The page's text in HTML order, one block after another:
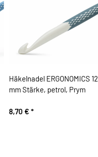
Häkelnadel ERGONOMICS 12
mm Stärke, petrol, Prym
8,70 € *